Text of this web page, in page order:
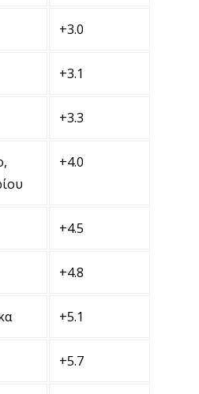
+3.0
+3.1
+3.3
+4.0
+4.5
+4.8
+5.1
+5.7